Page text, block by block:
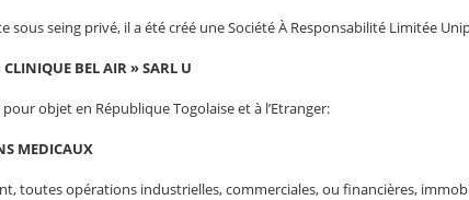
sous seing privé, il a été créé une Société À Responsabilité Limitée
CLINIQUE BEL AIR » SARL U
pour objet en République Togolaise et à l’Etranger:
MEDICAUX
toutes opérations industrielles, commerciales, ou financières,